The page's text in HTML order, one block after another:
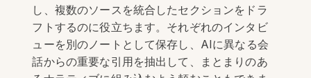
し、複数のソースを統合したセクションをドラ
フトするのに役立ちます。それぞれのインタビ
ューを別のノートとして保存し、AIに異なる会
話からの重要な引用を抽出して、まとまりのあ